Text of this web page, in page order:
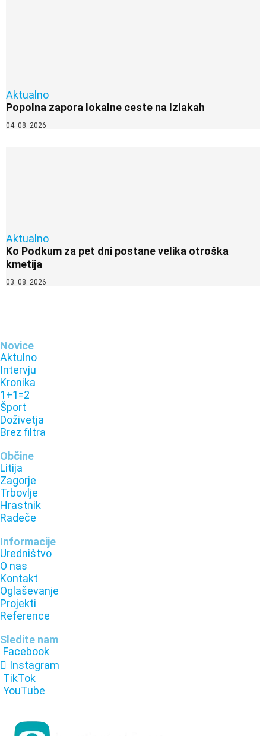
Aktualno
Popolna zapora lokalne ceste na Izlakah
04. 08. 2026
Aktualno
Ko Podkum za pet dni postane velika otroška
kmetija
03. 08. 2026
Novice
Aktulno
Intervju
Kronika
1+1=2
Šport
Doživetja
Brez filtra
Občine
Litija
Zagorje
Trbovlje
Hrastnik
Radeče
Informacije
Uredništvo
O nas
Kontakt
Oglaševanje
Projekti
Reference
Sledite nam
Facebook
Instagram
TikTok
YouTube